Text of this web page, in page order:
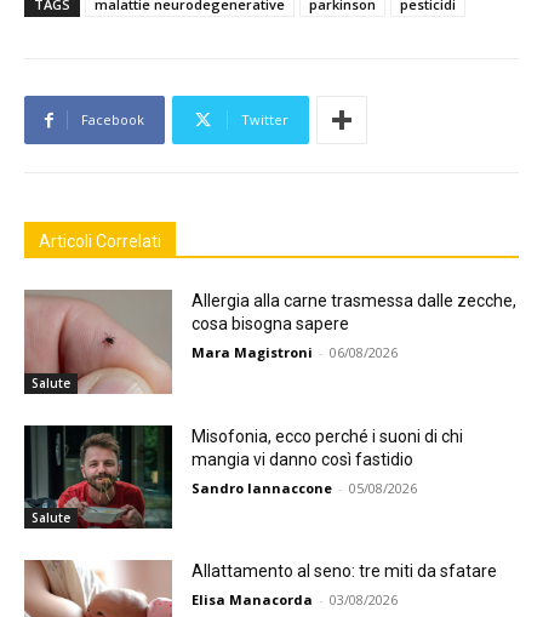
TAGS malattie neurodegenerative parkinson pesticidi
Facebook Twitter
Articoli Correlati
Salute
Allergia alla carne trasmessa dalle zecche,
cosa bisogna sapere
Mara Magistroni - 06/08/2026
Salute
Misofonia, ecco perché i suoni di chi
mangia vi danno così fastidio
Sandro Iannaccone - 05/08/2026
Allattamento al seno: tre miti da sfatare
Elisa Manacorda - 03/08/2026